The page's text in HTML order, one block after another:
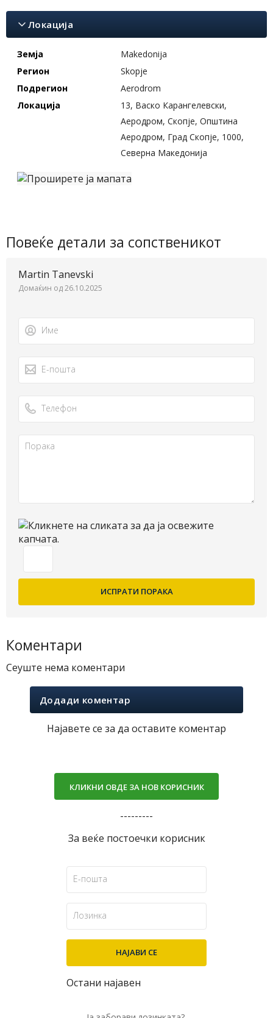
Локација
Земја
Makedonija
Регион
Skopje
Подрегион
Aerodrom
Локација
13, Васко Карангелевски,
Аеродром, Скопје, Општина
Аеродром, Град Скопје, 1000,
Северна Македонија
Повеќе детали за сопственикот
Martin Tanevski
Домаќин од 26.10.2025
Коментари
Сеуште нема коментари
Додади коментар
Најавете се за да оставите коментар
КЛИКНИ ОВДЕ ЗА НОВ КОРИСНИК
---------
За веќе постоечки корисник
Остани најавен